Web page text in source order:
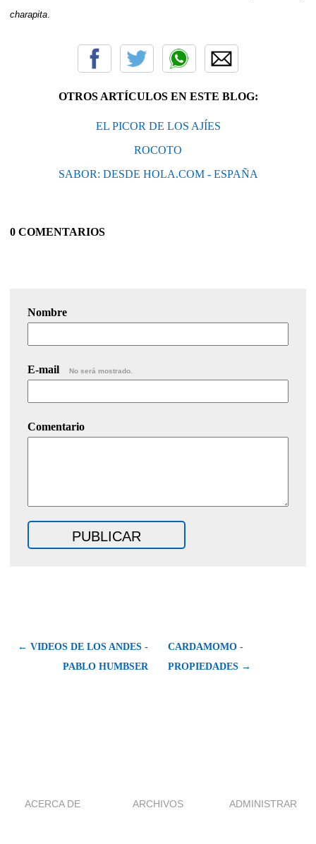
charapita
OTROS ARTÍCULOS EN ESTE BLOG:
EL PICOR DE LOS AJÍES
ROCOTO
SABOR: DESDE HOLA.COM - ESPAÑA
0 COMENTARIOS
Nombre
E-mail No será mostrado.
Comentario
← VIDEOS DE LOS ANDES -
PABLO HUMBSER
CARDAMOMO -
PROPIEDADES →
ACERCA DE ARCHIVOS ADMINISTRAR